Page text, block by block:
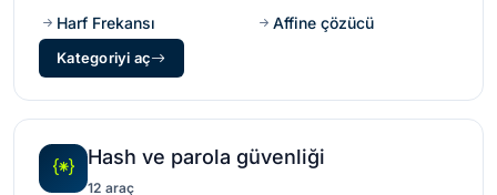
Harf Frekansı Affine çözücü
Kategoriyi aç
Hash ve parola güvenliği
12 araç